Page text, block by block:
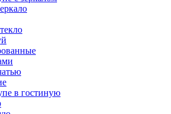
в гостиную